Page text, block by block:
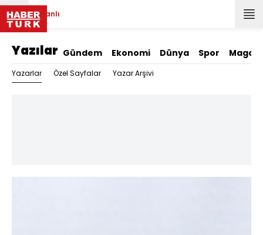
Canlı
Yazılar Gündem Ekonomi Dünya Spor
Yazarlar Özel Sayfalar Yazar Arşivi